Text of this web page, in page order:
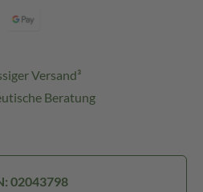
Versand³
Beratung
02043798